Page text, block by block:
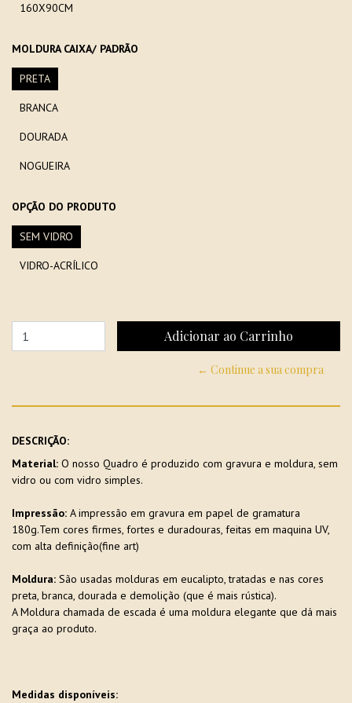
160X90CM
MOLDURA CAIXA/ PADRÃO
PRETA
BRANCA
DOURADA
NOGUEIRA
OPÇÃO DO PRODUTO
SEM VIDRO
VIDRO-ACRÍLICO
← Continue a sua compra
DESCRIÇÃO:
Material: O nosso Quadro é produzido com gravura e moldura, sem
vidro ou com vidro simples.
Impressão: A impressão em gravura em papel de gramatura
180g.Tem cores firmes, fortes e duradouras, feitas em maquina UV,
com alta definição(fine art)
Moldura: São usadas molduras em eucalipto, tratadas e nas cores
preta, branca, dourada e demolição (que é mais rústica).
A Moldura chamada de escada é uma moldura elegante que dá mais
graça ao produto.
Medidas disponíveis: